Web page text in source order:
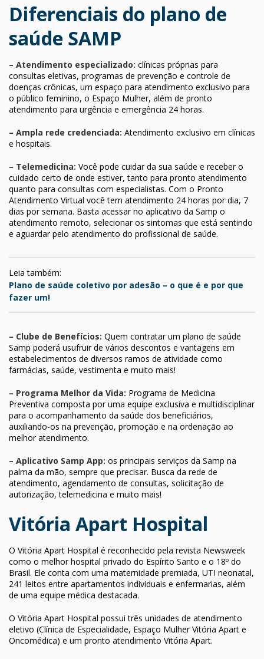
Diferenciais do plano de
saúde SAMP
– Atendimento especializado: clínicas próprias para
consultas eletivas, programas de prevenção e controle de
doenças crônicas, um espaço para atendimento exclusivo para
o público feminino, o Espaço Mulher, além de pronto
atendimento para urgência e emergência 24 horas.
– Ampla rede credenciada: Atendimento exclusivo em clínicas
e hospitais.
– Telemedicina: Você pode cuidar da sua saúde e receber o
cuidado certo de onde estiver, tanto para pronto atendimento
quanto para consultas com especialistas. Com o Pronto
Atendimento Virtual você tem atendimento 24 horas por dia, 7
dias por semana. Basta acessar no aplicativo da Samp o
atendimento remoto, selecionar os sintomas que está sentindo
e aguardar pelo atendimento do profissional de saúde.
Leia também:
Plano de saúde coletivo por adesão – o que é e por que
fazer um!
– Clube de Benefícios: Quem contratar um plano de saúde
Samp poderá usufruir de vários descontos e vantagens em
estabelecimentos de diversos ramos de atividade como
farmácias, saúde, vestimenta e muito mais!
– Programa Melhor da Vida: Programa de Medicina
Preventiva composta por uma equipe exclusiva e multidisciplinar
para o acompanhamento da saúde dos beneficiários,
auxiliando-os na prevenção, promoção e na ordenação ao
melhor atendimento.
– Aplicativo Samp App: os principais serviços da Samp na
palma da mão, sempre que precisar. Busca da rede de
atendimento, agendamento de consultas, solicitação de
autorização, telemedicina e muito mais!
Vitória Apart Hospital
O Vitória Apart Hospital é reconhecido pela revista Newsweek
como o melhor hospital privado do Espírito Santo e o 18º do
Brasil. Ele conta com uma maternidade premiada, UTI neonatal,
241 leitos entre apartamentos individuais e enfermarias, além
de uma equipe médica destacada.
O Vitória Apart Hospital possui três unidades de atendimento
eletivo (Clínica de Especialidade, Espaço Mulher Vitória Apart e
Oncomédica) e um pronto atendimento Vitória Apart.